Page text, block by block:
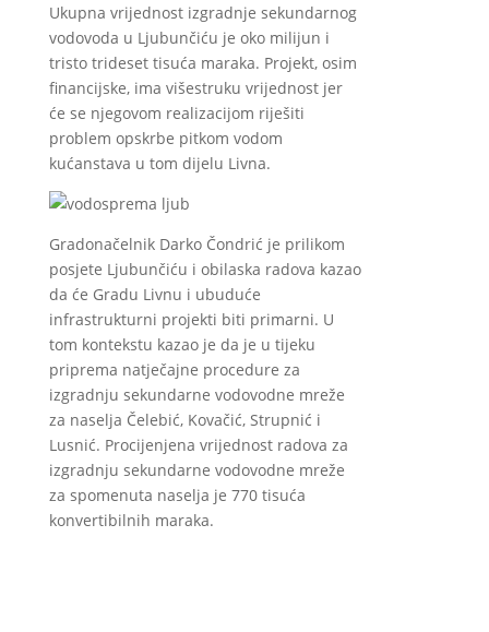
Ukupna vrijednost izgradnje sekundarnog
vodovoda u Ljubunčiću je oko milijun i
tristo trideset tisuća maraka. Projekt, osim
financijske, ima višestruku vrijednost jer
će se njegovom realizacijom riješiti
problem opskrbe pitkom vodom
kućanstava u tom dijelu Livna.
Gradonačelnik Darko Čondrić je prilikom
posjete Ljubunčiću i obilaska radova kazao
da će Gradu Livnu i ubuduće
infrastrukturni projekti biti primarni. U
tom kontekstu kazao je da je u tijeku
priprema natječajne procedure za
izgradnju sekundarne vodovodne mreže
za naselja Čelebić, Kovačić, Strupnić i
Lusnić. Procijenjena vrijednost radova za
izgradnju sekundarne vodovodne mreže
za spomenuta naselja je 770 tisuća
konvertibilnih maraka.